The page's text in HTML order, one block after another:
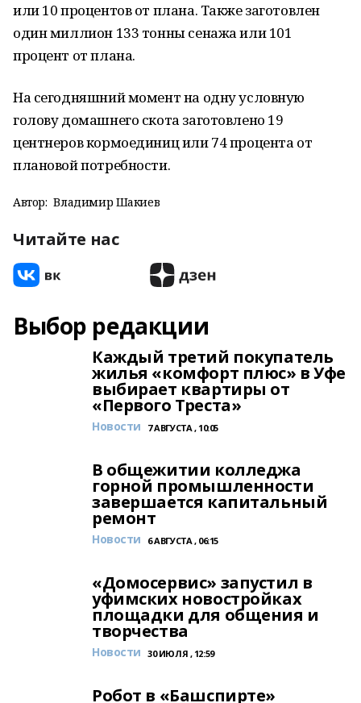
или 10 процентов от плана. Также заготовлен
один миллион 133 тонны сенажа или 101
процент от плана.
На сегодняшний момент на одну условную
голову домашнего скота заготовлено 19
центнеров кормоединиц или 74 процента от
плановой потребности.
Автор: Владимир Шакиев
Читайте нас
Выбор редакции
Каждый третий покупатель
жилья «комфорт плюс» в Уфе
выбирает квартиры от
«Первого Треста»
Новости 7 АВГУСТА , 10:05
В общежитии колледжа
горной промышленности
завершается капитальный
ремонт
Новости 6 АВГУСТА , 06:15
«Домосервис» запустил в
уфимских новостройках
площадки для общения и
творчества
Новости 30 ИЮЛЯ , 12:59
Робот в «Башспирте»